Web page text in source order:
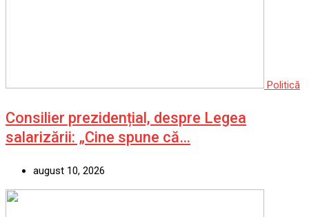
Politică
Consilier prezidențial, despre Legea
salarizării: „Cine spune că…
august 10, 2026